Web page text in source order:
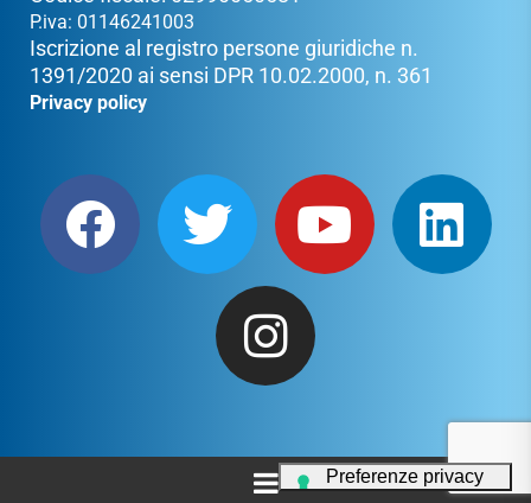
P.iva: 01146241003
Iscrizione al registro persone giuridiche n.
1391/2020 ai sensi DPR 10.02.2000, n. 361
Privacy policy